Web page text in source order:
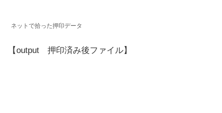
ネットで拾った押印データ
【output 押印済み後ファイル】